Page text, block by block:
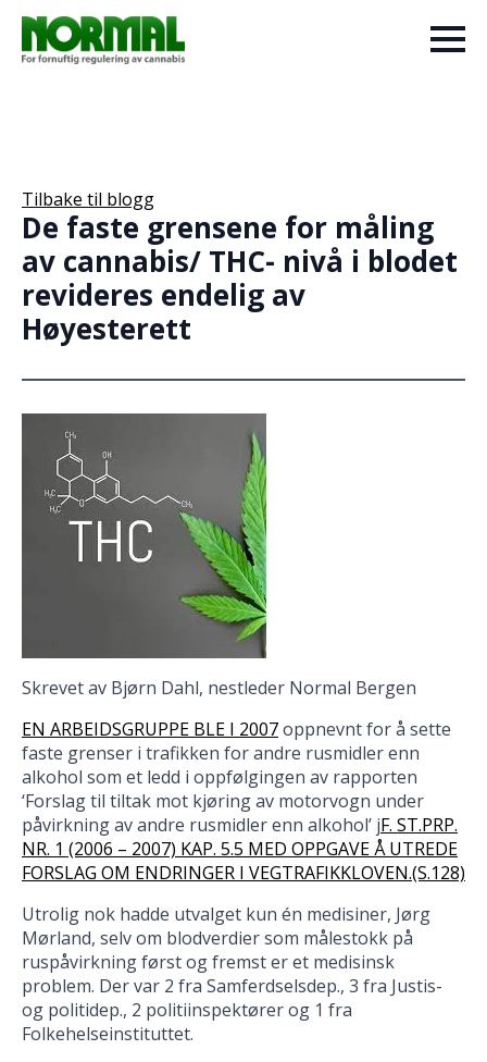
Tilbake til blogg
De faste grensene for måling
av cannabis/ THC- nivå i blodet
revideres endelig av
Høyesterett
Skrevet av Bjørn Dahl, nestleder Normal Bergen
EN ARBEIDSGRUPPE BLE I 2007oppnevnt for å sette
faste grenser i trafikken for andre rusmidler enn
alkohol som et ledd i oppfølgingen av rapporten
‘Forslag til tiltak mot kjøring av motorvogn under
påvirkning av andre rusmidler enn alkohol’ jF. ST.PRP.
NR. 1 (2006 – 2007) KAP. 5.5 MED OPPGAVE Å UTREDE
FORSLAG OM ENDRINGER I VEGTRAFIKKLOVEN.(S.128)
Utrolig nok hadde utvalget kun én medisiner, Jørg
Mørland, selv om blodverdier som målestokk på
ruspåvirkning først og fremst er et medisinsk
problem. Der var 2 fra Samferdselsdep., 3 fra Justis-
og politidep., 2 politiinspektører og 1 fra
Folkehelseinstituttet.